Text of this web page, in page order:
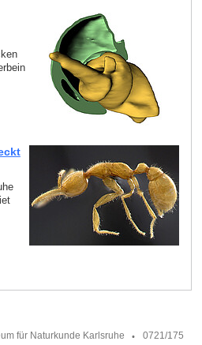
für Naturkunde Karlsruhe
0721/175